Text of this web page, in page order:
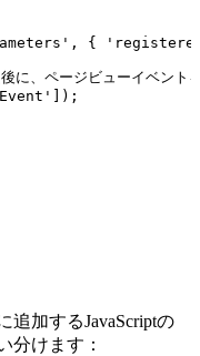
{
に、ページビューイベント
追加するJavaScriptの
分けます：